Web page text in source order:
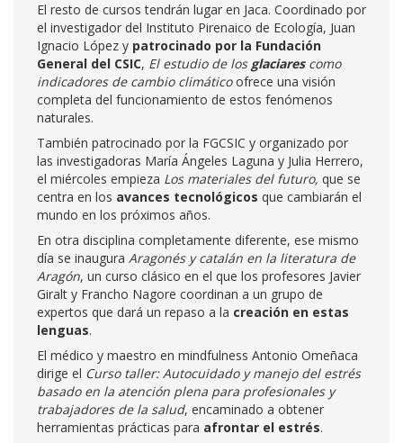
El resto de cursos tendrán lugar en Jaca. Coordinado por
el investigador del Instituto Pirenaico de Ecología, Juan
Ignacio López y patrocinado por la Fundación
General del CSIC, El estudio de los glaciares como
indicadores de cambio climáticoofrece una visión
completa del funcionamiento de estos fenómenos
naturales.
También patrocinado por la FGCSIC y organizado por
las investigadoras María Ángeles Laguna y Julia Herrero,
el miércoles empieza Los materiales del futuro, que se
centra en los avances tecnológicos que cambiarán el
mundo en los próximos años.
En otra disciplina completamente diferente, ese mismo
día se inaugura Aragonés y catalán en la literatura de
Aragón, un curso clásico en el que los profesores Javier
Giralt y Francho Nagore coordinan a un grupo de
expertos que dará un repaso a la creación en estas
lenguas.
El médico y maestro en mindfulness Antonio Omeñaca
dirige el Curso taller: Autocuidado y manejo del estrés
basado en la atención plena para profesionales y
trabajadores de la salud, encaminado a obtener
herramientas prácticas para afrontar el estrés.